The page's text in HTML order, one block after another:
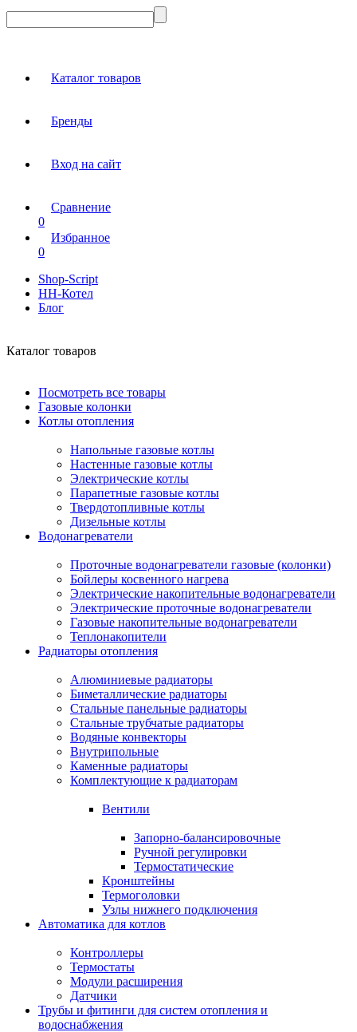
Каталог товаров
Бренды
Вход на сайт
Сравнение
0
Избранное
0
Shop-Script
НН-Котел
Блог
Каталог товаров
Посмотреть все товары
Газовые колонки
Котлы отопления
Напольные газовые котлы
Настенные газовые котлы
Электрические котлы
Парапетные газовые котлы
Твердотопливные котлы
Дизельные котлы
Водонагреватели
Проточные водонагреватели газовые (колонки)
Бойлеры косвенного нагрева
Электрические накопительные водонагреватели
Электрические проточные водонагреватели
Газовые накопительные водонагреватели
Теплонакопители
Радиаторы отопления
Алюминиевые радиаторы
Биметаллические радиаторы
Стальные панельные радиаторы
Стальные трубчатые радиаторы
Водяные конвекторы
Внутрипольные
Каменные радиаторы
Комплектующие к радиаторам
Вентили
Запорно-балансировочные
Ручной регулировки
Термостатические
Кронштейны
Термоголовки
Узлы нижнего подключения
Автоматика для котлов
Контроллеры
Термостаты
Модули расширения
Датчики
Трубы и фитинги для систем отопления и
водоснабжения